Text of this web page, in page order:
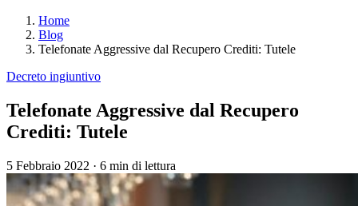
Home
Blog
Telefonate Aggressive dal Recupero Crediti: Tutele
Decreto ingiuntivo
Telefonate Aggressive dal Recupero
Crediti: Tutele
5 Febbraio 2022 · 6 min di lettura